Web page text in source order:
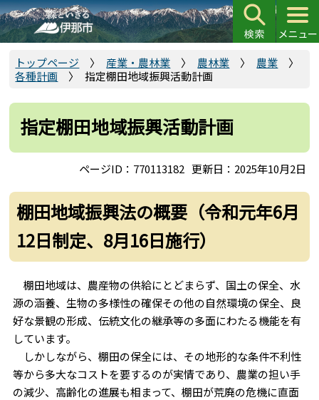
こ
の
ペ
で
トップページ 産業・農林業 農林業
農業
各種計画
指定棚田地域振興活動計画
指定棚田地域振興活動計画
ページID：770113182 更新日：2025年10月2日
棚田地域振興法の概要（令和元年6月
12日制定、8月16日施行）
棚田地域は、農産物の供給にとどまらず、国土の保全、水
源の涵養、生物の多様性の確保その他の自然環境の保全、良
好な景観の形成、伝統文化の継承等の多面にわたる機能を有
しています。
しかしながら、棚田の保全には、その地形的な条件不利性
等から多大なコストを要するのが実情であり、農業の担い手
の減少、高齢化の進展も相まって、棚田が荒廃の危機に直面